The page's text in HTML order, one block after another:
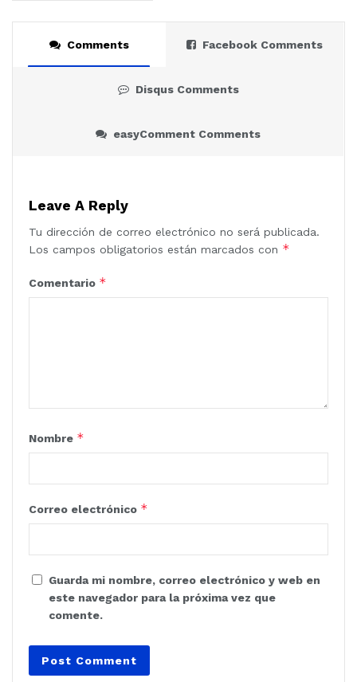
Comments Facebook Comments
Disqus Comments
easyComment Comments
Leave A Reply
Tu dirección de correo electrónico no será publicada.
Los campos obligatorios están marcados con *
Comentario *
Nombre *
Correo electrónico *
Guarda mi nombre, correo electrónico y web en
este navegador para la próxima vez que
comente.